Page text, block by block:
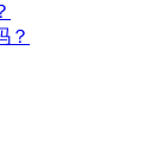
？